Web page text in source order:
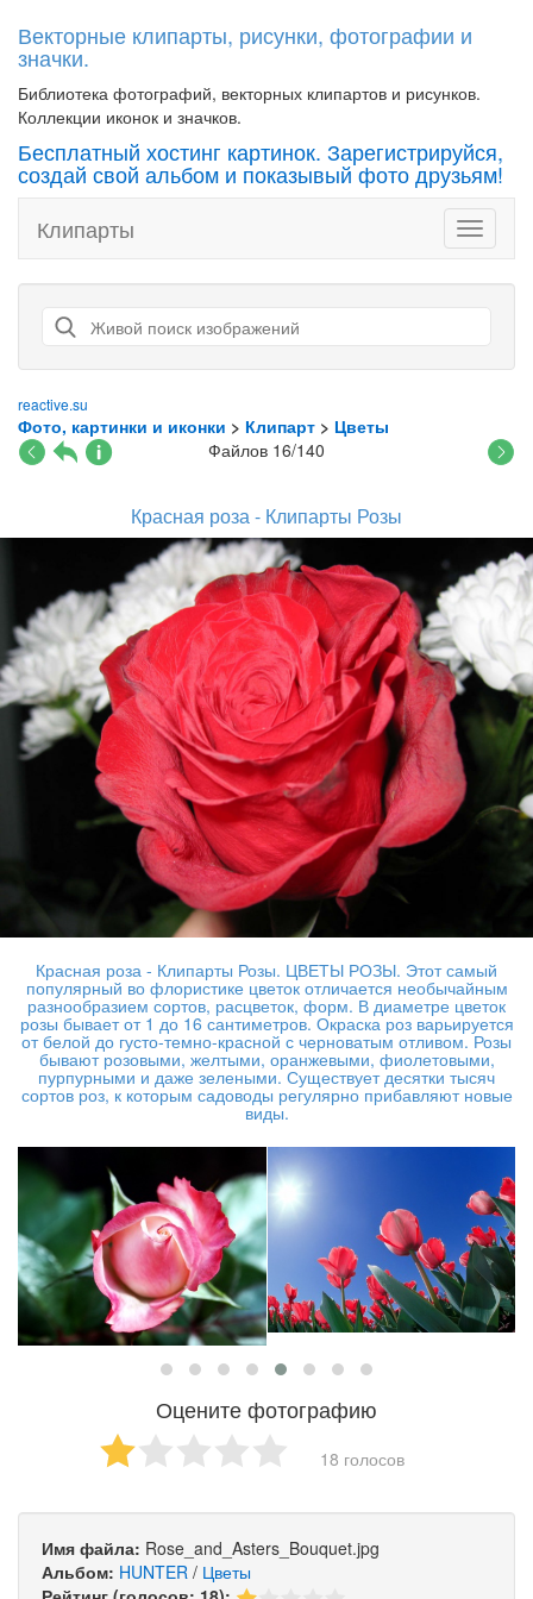
Векторные клипарты, рисунки, фотографии и
значки.
Библиотека фотографий, векторных клипартов и рисунков.
Коллекции иконок и значков.
Бесплатный хостинг картинок. Зарегистрируйся,
создай свой альбом и показывый фото друзьям!
Toggle
Клипарты
reactive.su
Фото, картинки и иконки > Клипарт > Цветы
Файлов 16/140
Красная роза - Клипарты Розы
Красная роза - Клипарты Розы. ЦВЕТЫ РОЗЫ. Этот самый
популярный во флористике цветок отличается необычайным
разнообразием сортов, расцветок, форм. В диаметре цветок
розы бывает от 1 до 16 сантиметров. Окраска роз варьируется
от белой до густо-темно-красной с черноватым отливом. Розы
бывают розовыми, желтыми, оранжевыми, фиолетовыми,
пурпурными и даже зелеными. Существует десятки тысяч
сортов роз, к которым садоводы регулярно прибавляют новые
виды.
Оцените фотографию
18 голосов
Имя файла: Rose_and_Asters_Bouquet.jpg
Альбом: HUNTER / Цветы